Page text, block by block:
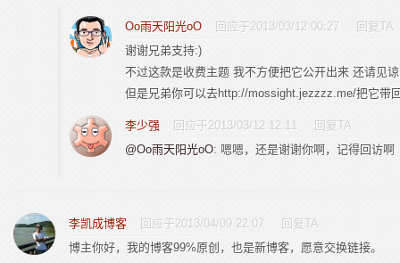
Oo雨天阳光oO 回应于2013/03/12 00:27
回复TA
谢谢兄弟支持:)
不过这款是收费主题 我不方便把它公开出来 还请见谅
但是兄弟你可以去http://mossight.jezzzz.me/把它带
李少强 回应于2013/03/12 12:11
回复TA
@Oo雨天阳光oO: 嗯嗯，还是谢谢你啊，记得回访啊
李凯成博客 回应于2013/04/09 22:07
回复TA
博主你好，我的博客99%原创，也是新博客，愿意交换链接。